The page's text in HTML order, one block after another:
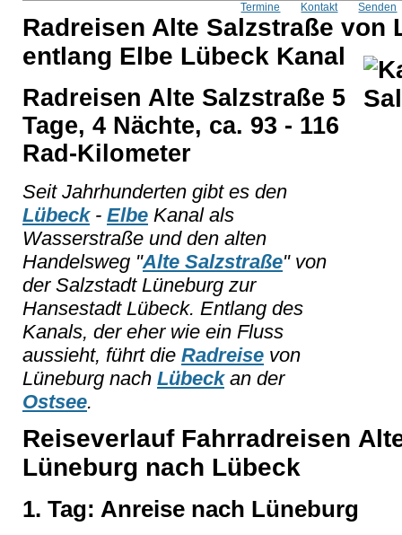
Termine Kontakt Senden
Radreisen Alte Salzstraße von
entlang Elbe Lübeck Kanal
Radreisen Alte Salzstraße 5
Tage, 4 Nächte, ca. 93 - 116
Rad-Kilometer
Seit Jahrhunderten gibt es den
Lübeck- Elbe Kanal als
Wasserstraße und den alten
Handelsweg "Alte Salzstraße" von
der Salzstadt Lüneburg zur
Hansestadt Lübeck. Entlang des
Kanals, der eher wie ein Fluss
aussieht, führt die Radreise von
Lüneburg nach Lübeckan der
Ostsee.
Reiseverlauf Fahrradreisen
Lüneburg nach Lübeck
1. Tag: Anreise nach Lüneburg